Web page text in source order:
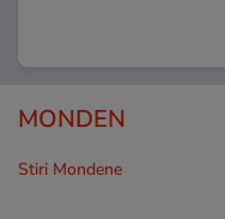
MONDEN
Stiri Mondene